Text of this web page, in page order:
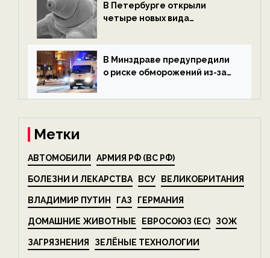
В Петербурге открыли
четыре новых вида
экологии на ECOportal
В Минздраве предупредили
о риске обморожений из-за
на ECOportal
Метки
АВТОМОБИЛИ АРМИЯ РФ (ВС РФ)
БОЛЕЗНИ И ЛЕКАРСТВА ВСУ ВЕЛИКОБРИТАНИЯ
ВЛАДИМИР ПУТИН ГАЗ ГЕРМАНИЯ
ДОМАШНИЕ ЖИВОТНЫЕ ЕВРОСОЮЗ (ЕС) ЗОЖ
ЗАГРЯЗНЕНИЯ ЗЕЛЁНЫЕ ТЕХНОЛОГИИ